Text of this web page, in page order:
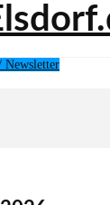
Newsletter